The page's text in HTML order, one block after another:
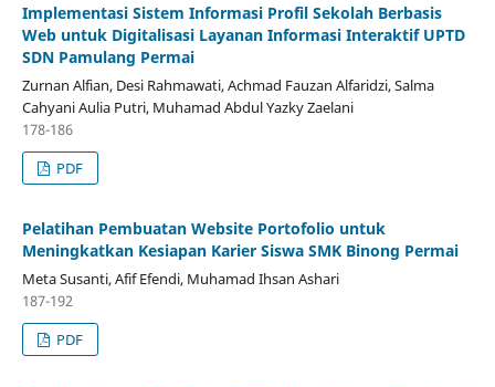
Implementasi Sistem Informasi Profil Sekolah Berbasis
Web untuk Digitalisasi Layanan Informasi Interaktif UPTD
SDN Pamulang Permai
Zurnan Alfian, Desi Rahmawati, Achmad Fauzan Alfaridzi, Salma
Cahyani Aulia Putri, Muhamad Abdul Yazky Zaelani
178-186
PDF
Pelatihan Pembuatan Website Portofolio untuk
Meningkatkan Kesiapan Karier Siswa SMK Binong Permai
Meta Susanti, Afif Efendi, Muhamad Ihsan Ashari
187-192
PDF